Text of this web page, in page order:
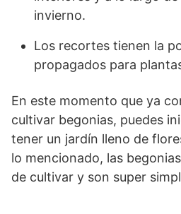
invierno.
Los recortes tienen la
propagados para
En este momento que ya
cultivar begonias, puedes
tener un jardín lleno de
lo mencionado, las
de cultivar y son super